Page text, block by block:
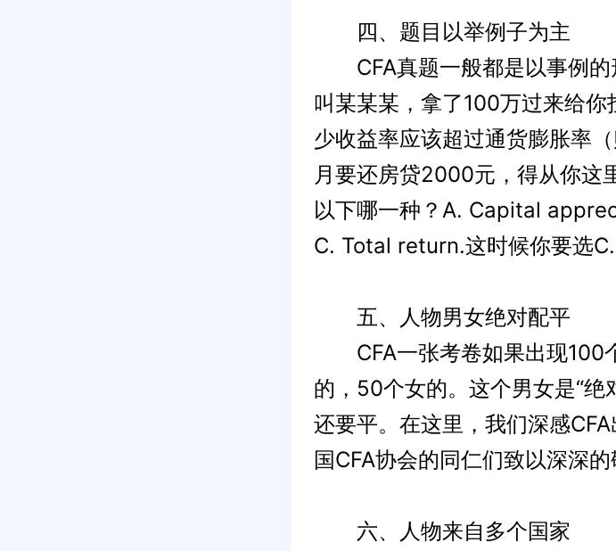
四、题目以举例子为主
CFA真题一般都是以事例的
叫某某某，拿了100万过来给
少收益率应该超过通货膨胀率
月要还房贷2000元，得从你这
以下哪一种？A. Capital
C. Total return.这时候你要选C.
五、人物男女绝对配平
CFA一张考卷如果出现100
的，50个女的。这个男女是“绝
还要平。在这里，我们深感
国CFA协会的同仁们致以深深的
六、人物来自多个国家